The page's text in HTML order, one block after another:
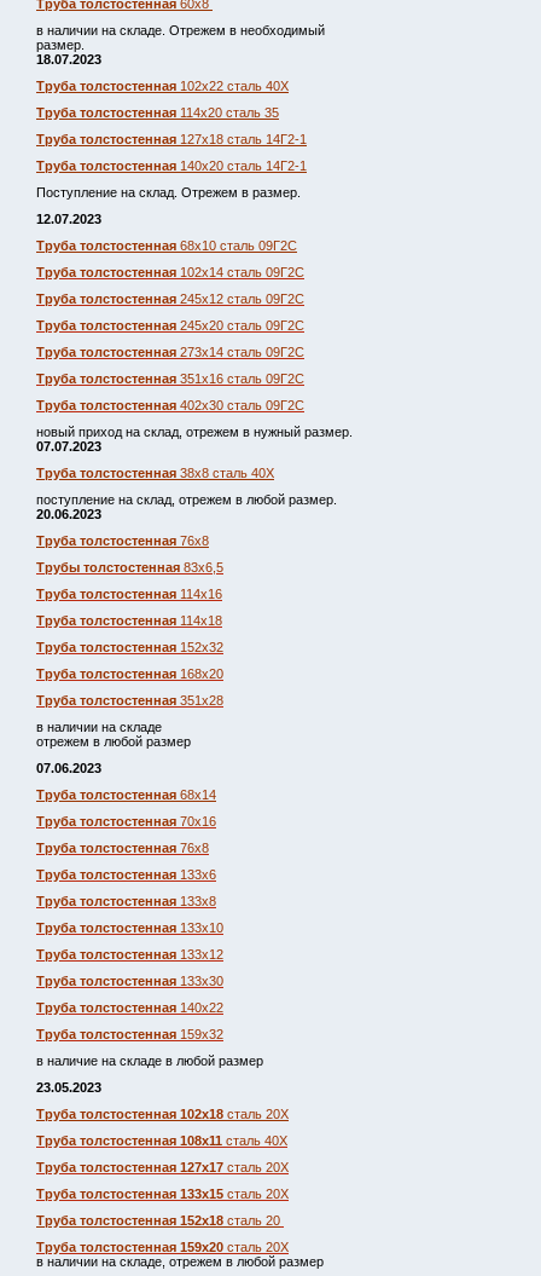
Труба толстостенная 60х8
в наличии на складе. Отрежем в необходимый
размер.
18.07.2023
Труба толстостенная 102х22 сталь 40Х
Труба толстостенная 114х20 сталь 35
Труба толстостенная 127х18 сталь 14Г2-1
Труба толстостенная 140х20 сталь 14Г2-1
Поступление на склад. Отрежем в размер.
12.07.2023
Труба толстостенная 68х10 сталь 09Г2С
Труба толстостенная 102х14 сталь 09Г2С
Труба толстостенная 245х12 сталь 09Г2С
Труба толстостенная 245х20 сталь 09Г2С
Труба толстостенная 273х14 сталь 09Г2С
Труба толстостенная 351х16 сталь 09Г2С
Труба толстостенная 402х30 сталь 09Г2С
новый приход на склад, отрежем в нужный размер.
07.07.2023
Труба толстостенная 38х8 сталь 40Х
поступление на склад, отрежем в любой размер.
20.06.2023
Труба толстостенная 76х8
Трубы толстостенная 83х6,5
Труба толстостенная 114х16
Труба толстостенная 114х18
Труба толстостенная 152х32
Труба толстостенная 168х20
Труба толстостенная 351х28
в наличии на складе
отрежем в любой размер
07.06.2023
Труба толстостенная 68х14
Труба толстостенная 70х16
Труба толстостенная 76х8
Труба толстостенная 133х6
Труба толстостенная 133х8
Труба толстостенная 133х10
Труба толстостенная 133х12
Труба толстостенная 133х30
Труба толстостенная 140х22
Труба толстостенная 159х32
в наличие на складе в любой размер
23.05.2023
Труба толстостенная 102х18 сталь 20Х
Труба толстостенная 108х11 сталь 40Х
Труба толстостенная 127х17 сталь 20Х
Труба толстостенная 133х15 сталь 20Х
Труба толстостенная 152х18 сталь 20
Труба толстостенная 159х20 сталь 20Х
в наличии на складе, отрежем в любой размер